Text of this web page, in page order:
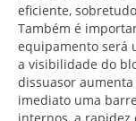
eficiente,
Também é
equipamento será
a visibilidade do
dissuasor
imediato uma